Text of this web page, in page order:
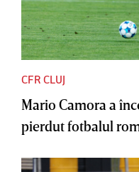
CFR CLUJ
Mario Camora a
pierdut fotbalul